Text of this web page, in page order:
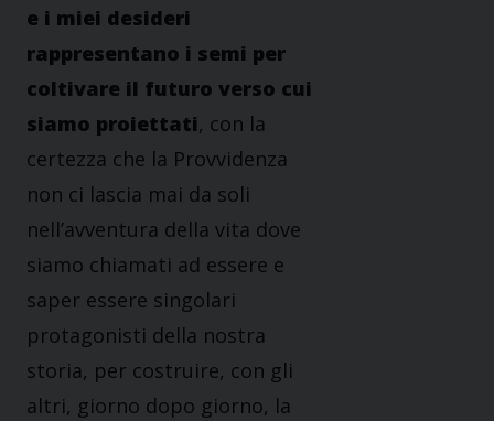
e i miei desideri
rappresentano i semi per
coltivare il futuro verso cui
siamo proiettati, con la
certezza che la Provvidenza
non ci lascia mai da soli
nell’avventura della vita dove
siamo chiamati ad essere e
saper essere singolari
protagonisti della nostra
storia, per costruire, con gli
altri, giorno dopo giorno, la